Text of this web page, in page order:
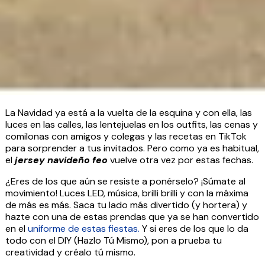
La Navidad ya está a la vuelta de la esquina y con ella, las
luces en las calles, las lentejuelas en los outfits, las cenas y
comilonas con amigos y colegas y las recetas en TikTok
para sorprender a tus invitados. Pero como ya es habitual,
eljersey navideño feo vuelve otra vez por estas fechas.
¿Eres de los que aún se resiste a ponérselo? ¡Súmate al
movimiento! Luces LED, música, brilli brilli y con la máxima
de más es más. Saca tu lado más divertido (y hortera) y
hazte con una de estas prendas que ya se han convertido
en eluniforme de estas fiestas. Y si eres de los que lo da
todo con el DIY (Hazlo Tú Mismo), pon a prueba tu
creatividad y créalo tú mismo.